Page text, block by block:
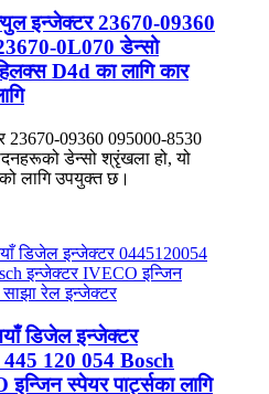
इन्जेक्टर 23670-09360
0L070 डेन्सो
D4d का लागि कार
23670-09360 095000-8530
डेन्सो श्रृंखला हो, यो
लागि उपयुक्त छ।
डिजेल इन्जेक्टर
120 054 Bosch
स्पेयर पार्ट्सका लागि